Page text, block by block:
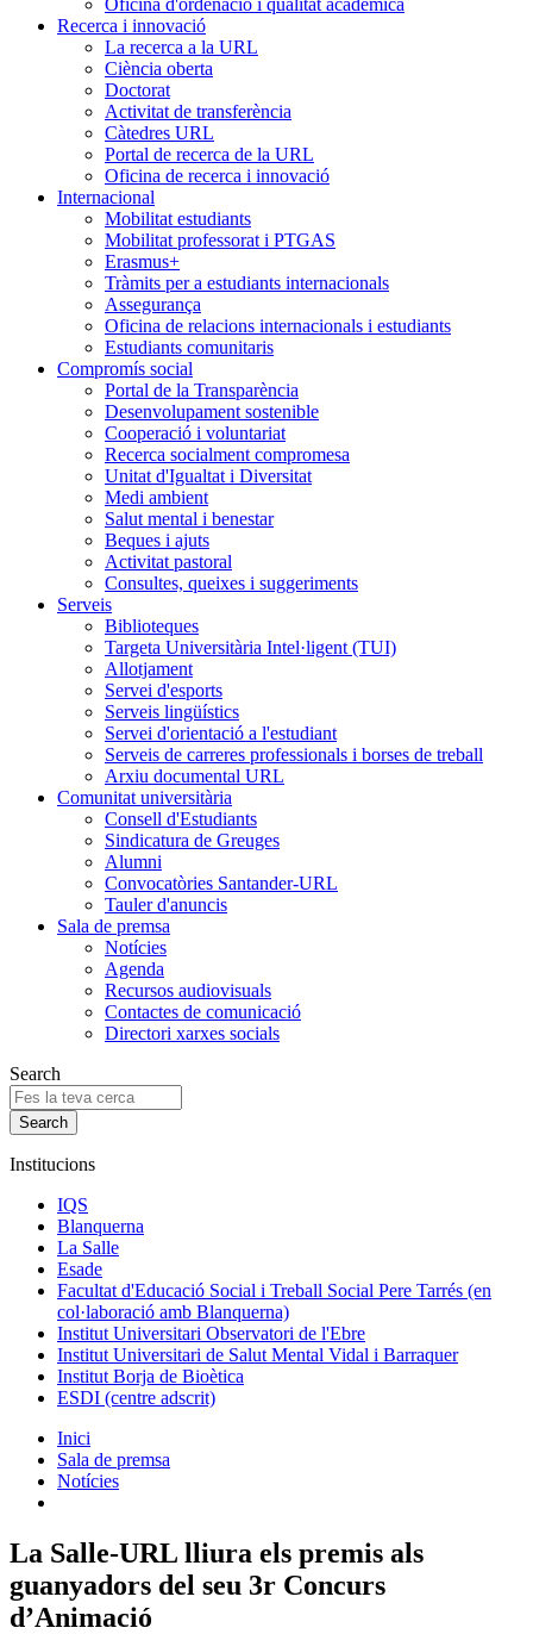
Recerca i innovació
La recerca a la URL
Ciència oberta
Doctorat
Activitat de transferència
Càtedres URL
Portal de recerca de la URL
Oficina de recerca i innovació
Internacional
Mobilitat estudiants
Mobilitat professorat i PTGAS
Erasmus+
Tràmits per a estudiants internacionals
Assegurança
Oficina de relacions internacionals i estudiants
Estudiants comunitaris
Compromís social
Portal de la Transparència
Desenvolupament sostenible
Cooperació i voluntariat
Recerca socialment compromesa
Unitat d'Igualtat i Diversitat
Medi ambient
Salut mental i benestar
Beques i ajuts
Activitat pastoral
Consultes, queixes i suggeriments
Serveis
Biblioteques
Targeta Universitària Intel·ligent (TUI)
Allotjament
Servei d'esports
Serveis lingüístics
Servei d'orientació a l'estudiant
Serveis de carreres professionals i borses de treball
Arxiu documental URL
Comunitat universitària
Consell d'Estudiants
Sindicatura de Greuges
Alumni
Convocatòries Santander-URL
Tauler d'anuncis
Sala de premsa
Notícies
Agenda
Recursos audiovisuals
Contactes de comunicació
Directori xarxes socials
Search
Institucions
IQS
Blanquerna
La Salle
Esade
Facultat d'Educació Social i Treball Social Pere Tarrés (en
col·laboració amb Blanquerna)
Institut Universitari Observatori de l'Ebre
Institut Universitari de Salut Mental Vidal i Barraquer
Institut Borja de Bioètica
ESDI (centre adscrit)
Inici
Sala de premsa
Notícies
La Salle-URL lliura els premis als
guanyadors del seu 3r Concurs
d’Animació